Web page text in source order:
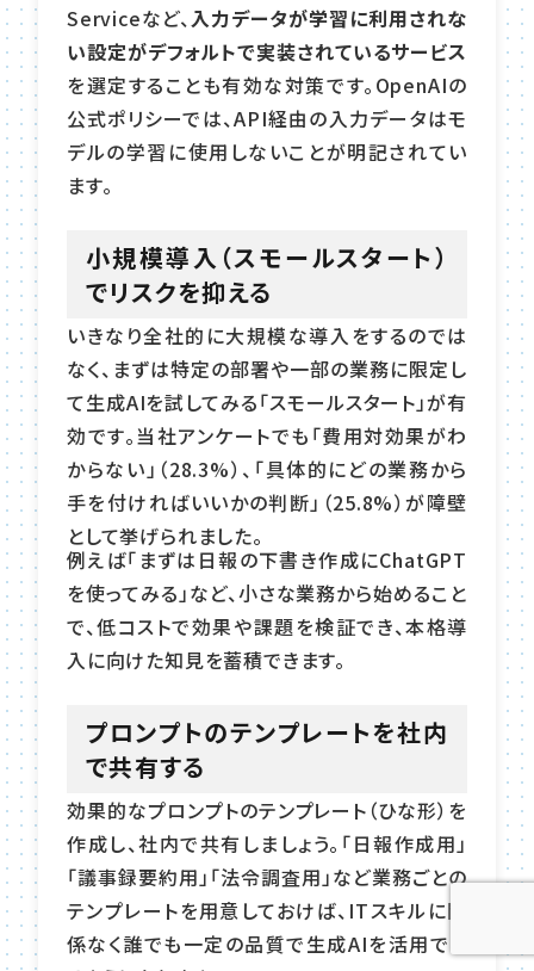
Serviceなど、入力データが学習に利用されな
い設定がデフォルトで実装されているサービス
を選定することも有効な対策です。OpenAIの
公式ポリシーでは、API経由の入力データはモ
デルの学習に使用しないことが明記されてい
ます。
小規模導入（スモールスタート）
でリスクを抑える
いきなり全社的に大規模な導入をするのでは
なく、まずは特定の部署や一部の業務に限定し
て生成AIを試してみる「スモールスタート」が有
効です。当社アンケートでも「費用対効果がわ
からない」（28.3%）、「具体的にどの業務から
手を付ければいいかの判断」（25.8%）が障壁
として挙げられました。
例えば「まずは日報の下書き作成にChatGPT
を使ってみる」など、小さな業務から始めること
で、低コストで効果や課題を検証でき、本格導
入に向けた知見を蓄積できます。
プロンプトのテンプレートを社内
で共有する
効果的なプロンプトのテンプレート（ひな形）を
作成し、社内で共有しましょう。「日報作成用」
「議事録要約用」「法令調査用」など業務ごとの
テンプレートを用意しておけば、ITスキルに関
係なく誰でも一定の品質で生成AIを活用でき